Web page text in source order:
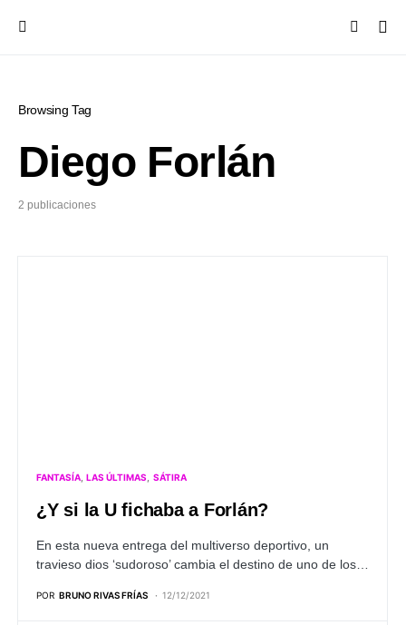
Browsing Tag
Diego Forlán
2 publicaciones
FANTASÍA LAS ÚLTIMAS SÁTIRA
¿Y si la U fichaba a Forlán?
En esta nueva entrega del multiverso deportivo, un
travieso dios ‘sudoroso’ cambia el destino de uno de los…
POR BRUNO RIVAS FRÍAS 12/12/2021